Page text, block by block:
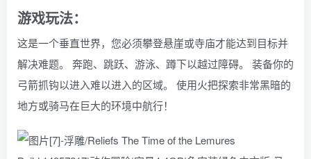
游戏玩法：
这是一个垂直世界，您必须攀登悬崖或寺庙才能达到目标并
解决难题。 奔跑、跳跃、游泳、蹲下以越过障碍。 装备你的
弓箭抓钩以进入难以进入的区域。 使用火把探索非常黑暗的
地方或骑马在巨大的环境中航行！